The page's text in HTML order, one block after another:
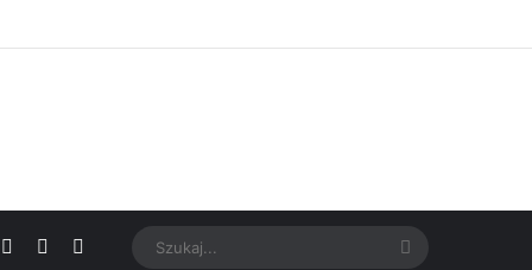
Facebook YouTubeGoogle News Szukaj...